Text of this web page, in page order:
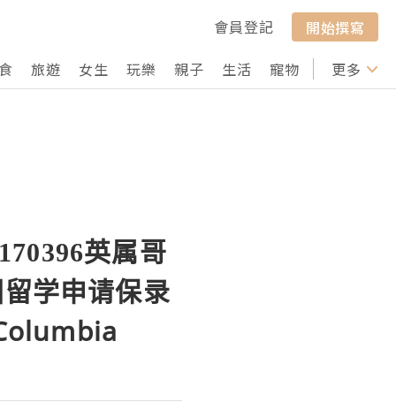
會員登記
開始撰寫
旅遊 女生 玩樂 親子 生活 寵物 行山 打卡
更多
英属哥
学申请保录